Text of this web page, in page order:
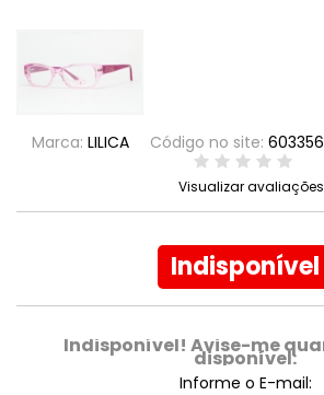
Marca: LILICA Código no site: 603356
Visualizar avaliações
Indisponível
Indisponível! Avise-me
disponível:
Informe o E-mail: